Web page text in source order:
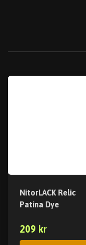
NitorLACK Relic
Patina Dye
209 kr